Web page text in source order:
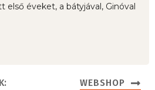
első éveket, a bátyjával, Ginóval
WEBSHOP